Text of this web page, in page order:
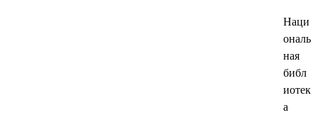
Наци
ональ
ная
библ
иотек
а